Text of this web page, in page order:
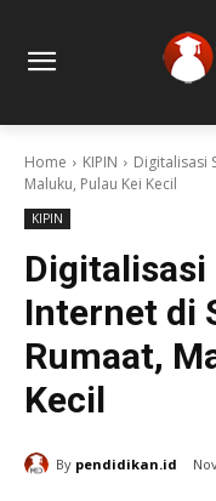
Home KIPIN
Digitalisasi
Maluku, Pulau Kei Kecil
KIPIN
Digitalisasi
Internet di
Rumaat,
Kecil
By pendidikan.id